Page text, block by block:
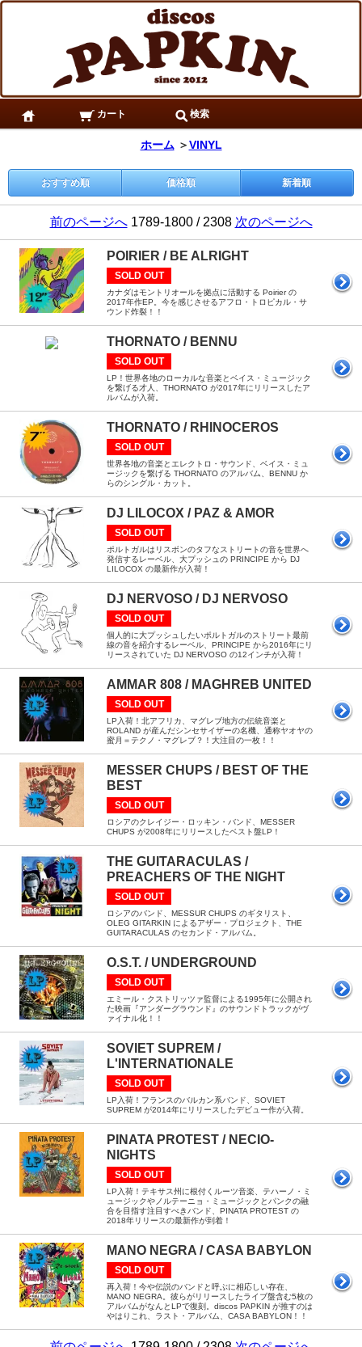
カート 検索
ホーム ＞VINYL
おすすめ順 価格順 新着順
前のページへ1789-1800 / 2308 次のページへ
POIRIER / BE ALRIGHT
SOLD OUT
カナダはモントリオールを拠点に活動する Poirier の
2017年作EP。今を感じさせるアフロ・トロピカル・サ
ウンド炸裂！！
THORNATO / BENNU
SOLD OUT
LP！世界各地のローカルな音楽とベイス・ミュージック
を繋げる才人、THORNATO が2017年にリリースしたア
ルバムが入荷。
THORNATO / RHINOCEROS
SOLD OUT
世界各地の音楽とエレクトロ・サウンド、ベイス・ミュ
ージックを繋げる THORNATO のアルバム、BENNU か
らのシングル・カット。
DJ LILOCOX / PAZ & AMOR
SOLD OUT
ポルトガルはリスボンのタフなストリートの音を世界へ
発信するレーベル、大プッシュの PRINCIPE から DJ
LILOCOX の最新作が入荷！
DJ NERVOSO / DJ NERVOSO
SOLD OUT
個人的に大プッシュしたいポルトガルのストリート最前
線の音を紹介するレーベル、PRINCIPE から2016年にリ
リースされていた DJ NERVOSO の12インチが入荷！
AMMAR 808 / MAGHREB UNITED
SOLD OUT
LP入荷！北アフリカ、マグレブ地方の伝統音楽と
ROLAND が産んだシンセサイザーの名機、通称ヤオヤの
蜜月＝テクノ・マグレブ？！大注目の一枚！！
MESSER CHUPS / BEST OF THE
BEST
SOLD OUT
ロシアのクレイジー・ロッキン・バンド、MESSER
CHUPS が2008年にリリースしたベスト盤LP！
THE GUITARACULAS /
PREACHERS OF THE NIGHT
SOLD OUT
ロシアのバンド、MESSUR CHUPS のギタリスト、
OLEG GITARKIN によるアザー・プロジェクト、THE
GUITARACULAS のセカンド・アルバム。
O.S.T. / UNDERGROUND
SOLD OUT
エミール・クストリッツァ監督による1995年に公開され
た映画『アンダーグラウンド』のサウンドトラックがヴ
ァイナル化！！
SOVIET SUPREM /
L'INTERNATIONALE
SOLD OUT
LP入荷！フランスのバルカン系バンド、SOVIET
SUPREM が2014年にリリースしたデビュー作が入荷。
PINATA PROTEST / NECIO-
NIGHTS
SOLD OUT
LP入荷！テキサス州に根付くルーツ音楽、テハーノ・ミ
ュージックやノルテーニョ・ミュージックとパンクの融
合を目指す注目すべきバンド、PINATA PROTEST の
2018年リリースの最新作が到着！
MANO NEGRA / CASA BABYLON
SOLD OUT
再入荷！今や伝説のバンドと呼ぶに相応しい存在、
MANO NEGRA。彼らがリリースしたライブ盤含む5枚の
アルバムがなんとLPで復刻。discos PAPKIN が推すのは
やはりこれ、ラスト・アルバム、CASA BABYLON！！